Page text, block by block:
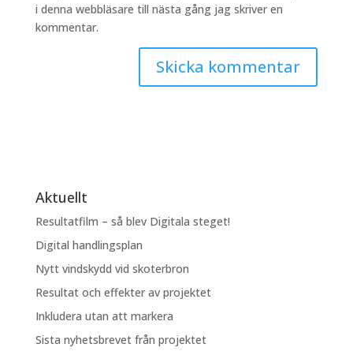
i denna webbläsare till nästa gång jag skriver en
kommentar.
Aktuellt
Resultatfilm – så blev Digitala steget!
Digital handlingsplan
Nytt vindskydd vid skoterbron
Resultat och effekter av projektet
Inkludera utan att markera
Sista nyhetsbrevet från projektet